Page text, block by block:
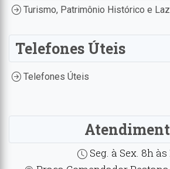
Turismo, Patrimônio Histórico e
Telefones Úteis
Telefones Úteis
Seg. à Sex. 8h às